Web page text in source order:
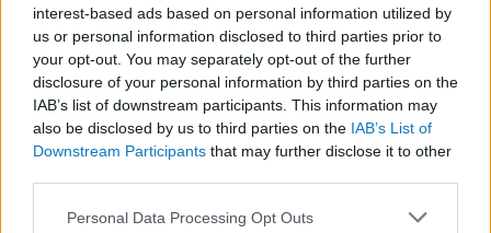
interest-based ads based on personal information utilized by
us or personal information disclosed to third parties prior to
your opt-out. You may separately opt-out of the further
disclosure of your personal information by third parties on the
IAB’s list of downstream participants. This information may
also be disclosed by us to third parties on the IAB’s List of
Downstream Participants that may further disclose it to other
Please note that this website/app uses one or more Google
Personal Data Processing Opt Outs
Meme-kutya fejével ellátott kriptovaluta
értéke 143,54 Forint legyen.